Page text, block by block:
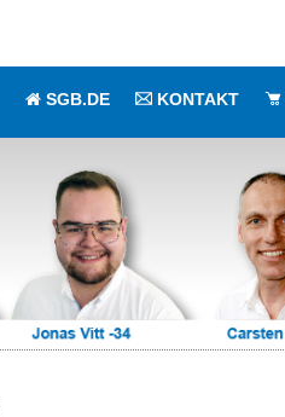
KONTAKT
SGB.DE